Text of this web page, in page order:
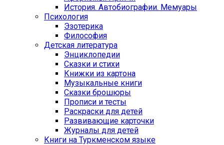
История. Автобиографии. Мемуары
Психология
Эзотерика
Философия
Детская литература
Энциклопедии
Сказки и стихи
Книжки из картона
Музыкальные книги
Сказки брошюры
Прописи и тесты
Раскраски для детей
Развивающие карточки
Журналы для детей
Книги на Туркменском языке